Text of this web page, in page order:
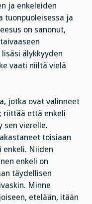
ja enkeleiden
tuonpuoleisessa ja
on sanonut,
älykkyyden
vaati niiltä vielä
jotka ovat valinneet
riittää että enkeli
sen vierelle.
toisiaan
enkeli. Niiden
enkeli on
täydellisen
Minne
etelään, itään